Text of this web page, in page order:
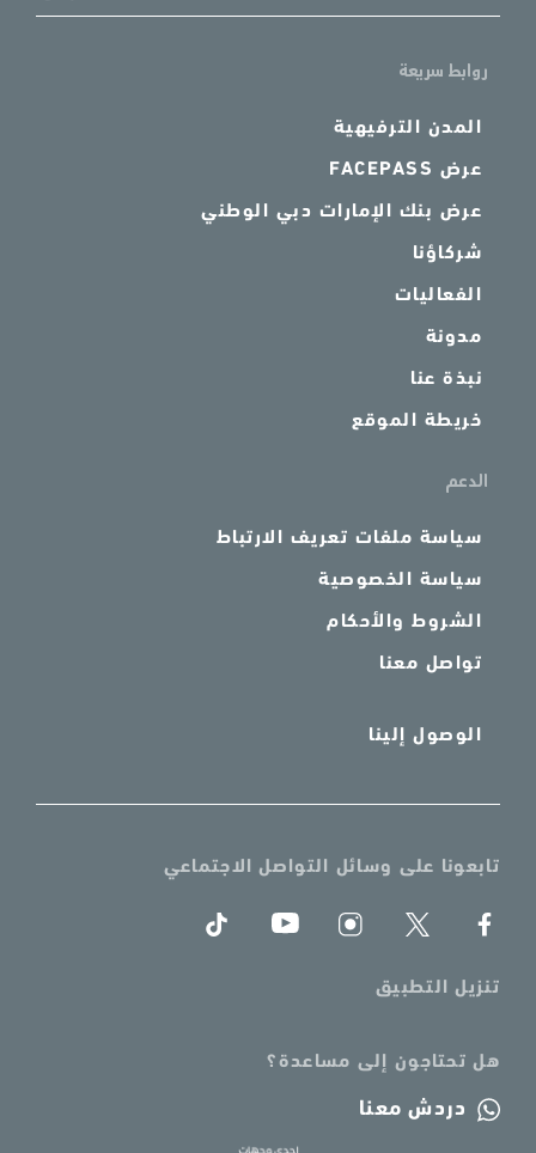
روابط سريعة
المدن الترفيهية
عرض FACEPASS
عرض بنك الإمارات دبي الوطني
شركاؤنا
الفعاليات
مدونة
نبذة عنا
خريطة الموقع
الدعم
سياسة ملفات تعريف الارتباط
سياسة الخصوصية
الشروط والأحكام
تواصل معنا
الوصول إلينا
تابعونا على وسائل التواصل الاجتماعي
تنزيل التطبيق
هل تحتاجون إلى مساعدة؟
دردش معنا